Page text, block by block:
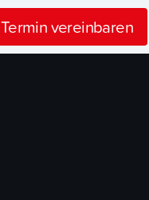
Termin vereinbaren